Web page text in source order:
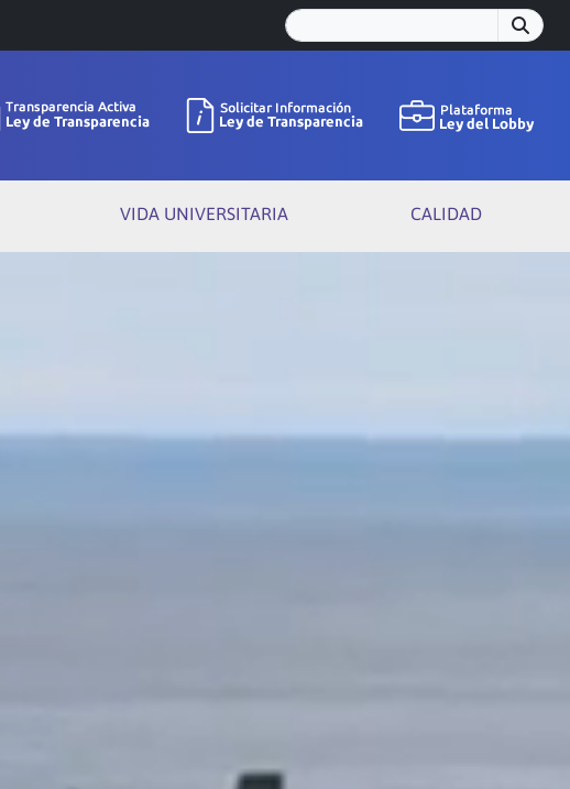
VIDA UNIVERSITARIA CALIDAD